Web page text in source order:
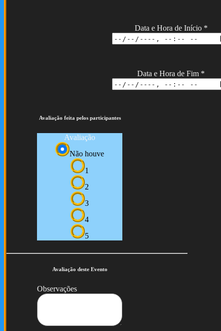
Data e Hora de Início *
Data e Hora de Fim *
Avaliação feita pelos participantes
Avaliação
Não houve
1
2
3
4
5
Avaliação deste Evento
Observações